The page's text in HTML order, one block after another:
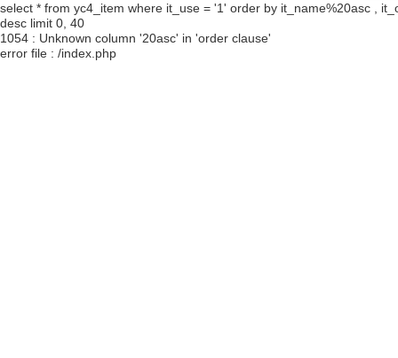
select * from yc4_item where it_use = '1' order by it_name%20asc ,
desc limit 0, 40
1054 : Unknown column '20asc' in 'order clause'
error file : /index.php